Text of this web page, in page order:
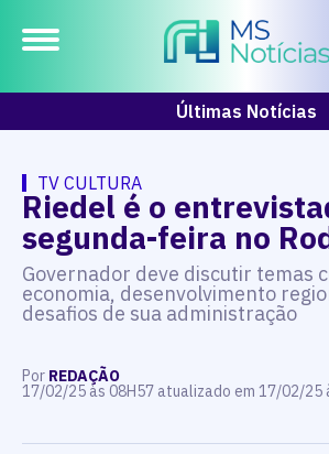
Últimas Notícias
TV CULTURA
Riedel é o
segunda-feira no
Governador deve discutir temas
economia, desenvolvimento
desafios de sua administração
Por REDAÇÃO
17/02/25 às 08H57 atualizado em 17/02/25